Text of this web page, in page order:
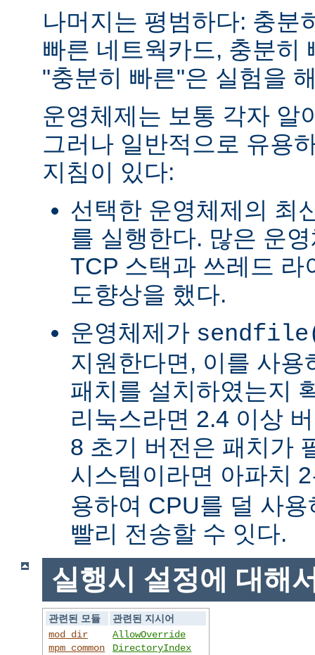
나머지는 평범하다: 충분
빠른 네트웍카드, 충분히
"충분히 빠른"은 실험을
운영체제는 보통 각자 알
그러나 일반적으로 유용
지침이 있다:
선택한 운영체제의 최
를 실행한다. 많은 운
TCP 스택과 쓰레드 라
도향상을 했다.
운영체제가
지원한다면, 이를 사용
패치를 설치하였는지
리눅스라면 2.4 이상
8 초기 버전은 패치가
시스템이라면 아파치
용하여 CPU를 덜 사
빨리 전송할 수 잇다.
실행시 설정에 대해
관련된 모듈
관련된 지시어
mod_dir
mpm_common
AllowOverride
DirectoryIndex